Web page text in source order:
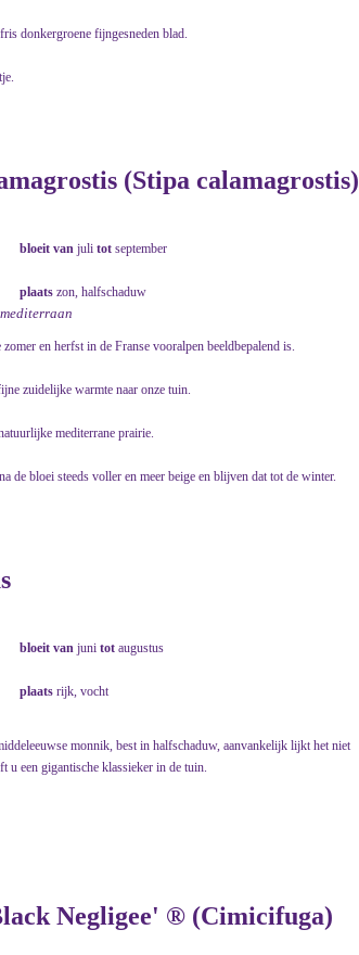
donkergroene fijngesneden blad.
(Stipa calamagrostis)
bloeit van juli tot september
plaats zon, halfschaduw
en herfst in de Franse vooralpen beeldbepalend is.
zuidelijke warmte naar onze tuin.
mediterrane prairie.
de bloei steeds voller en meer beige en blijven dat tot de winter.
bloeit van juni tot augustus
plaats rijk, vocht
monnik, best in halfschaduw, aanvankelijk lijkt het niet
u een gigantische klassieker in de tuin.
Negligee' ® (Cimicifuga)